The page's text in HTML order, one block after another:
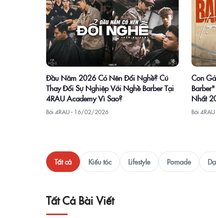
Đầu Năm 2026 Có Nên Đổi Nghề? Cú
Thay Đổi Sự Nghiệp Với Nghề Barber Tại
4RAU Academy Vì Sao?
Bởi 4RAU · 16/02/2026
Con
Nhất
Bởi 4RAU
Tất cả Kiểu tóc Lifestyle Pomade
Tất Cả Bài Viết